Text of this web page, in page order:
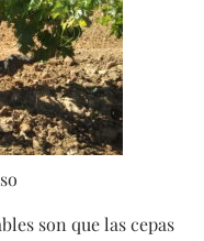
son que las cepas